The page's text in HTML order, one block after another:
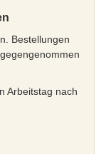
Bestellungen
Arbeitstag nach